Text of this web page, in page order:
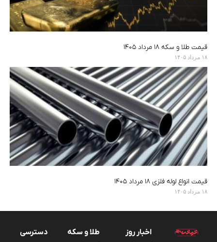
قیمت طلا و سکه ۱۸ مرداد ۱۴۰۵
۱۸ مرداد ۱۴۰۵
قیمت انواع لوله فلزی ۱۸ مرداد ۱۴۰۵
۱۸ مرداد ۱۴۰۵
اخبار روز طلا و سکه
دسترسی